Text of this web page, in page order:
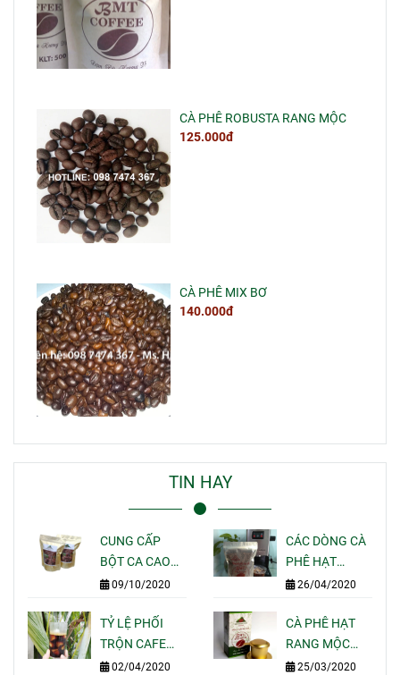
CÀ PHÊ ROBUSTA RANG MỘC
125.000đ
CÀ PHÊ MIX BƠ
140.000đ
TIN HAY
CUNG CẤP
BỘT CA CAO
NGUYÊN CHẤT
QUÁN CAFE
TẠI TPHCM
09/10/2020
CÁC DÒNG CÀ
PHÊ HẠT
RANG MỘC
ESPRESSO
NGON CỦA
MOTHERLAND
26/04/2020
TỶ LỆ PHỐI
TRỘN CAFE
NGON BÁN
02/04/2020
CÀ PHÊ HẠT
RANG MỘC
GÓI 250G PHA
25/03/2020